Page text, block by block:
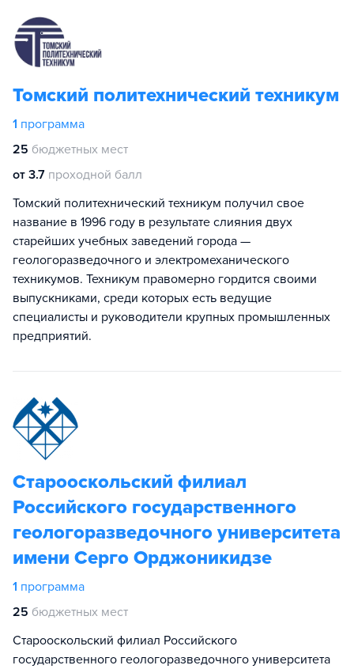
Томский политехнический техникум
1 программа
25 бюджетных мест
от 3.7 проходной балл
Томский политехнический техникум получил свое
название в 1996 году в результате слияния двух
старейших учебных заведений города —
геологоразведочного и электромеханического
техникумов. Техникум правомерно гордится своими
выпускниками, среди которых есть ведущие
специалисты и руководители крупных промышленных
предприятий.
Старооскольский филиал
Российского государственного
геологоразведочного университета
имени Серго Орджоникидзе
1 программа
25 бюджетных мест
Старооскольский филиал Российского
государственного геологоразведочного университета